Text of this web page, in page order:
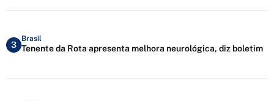
3
Brasil
Tenente da Rota apresenta melhora neurológica, diz boletim